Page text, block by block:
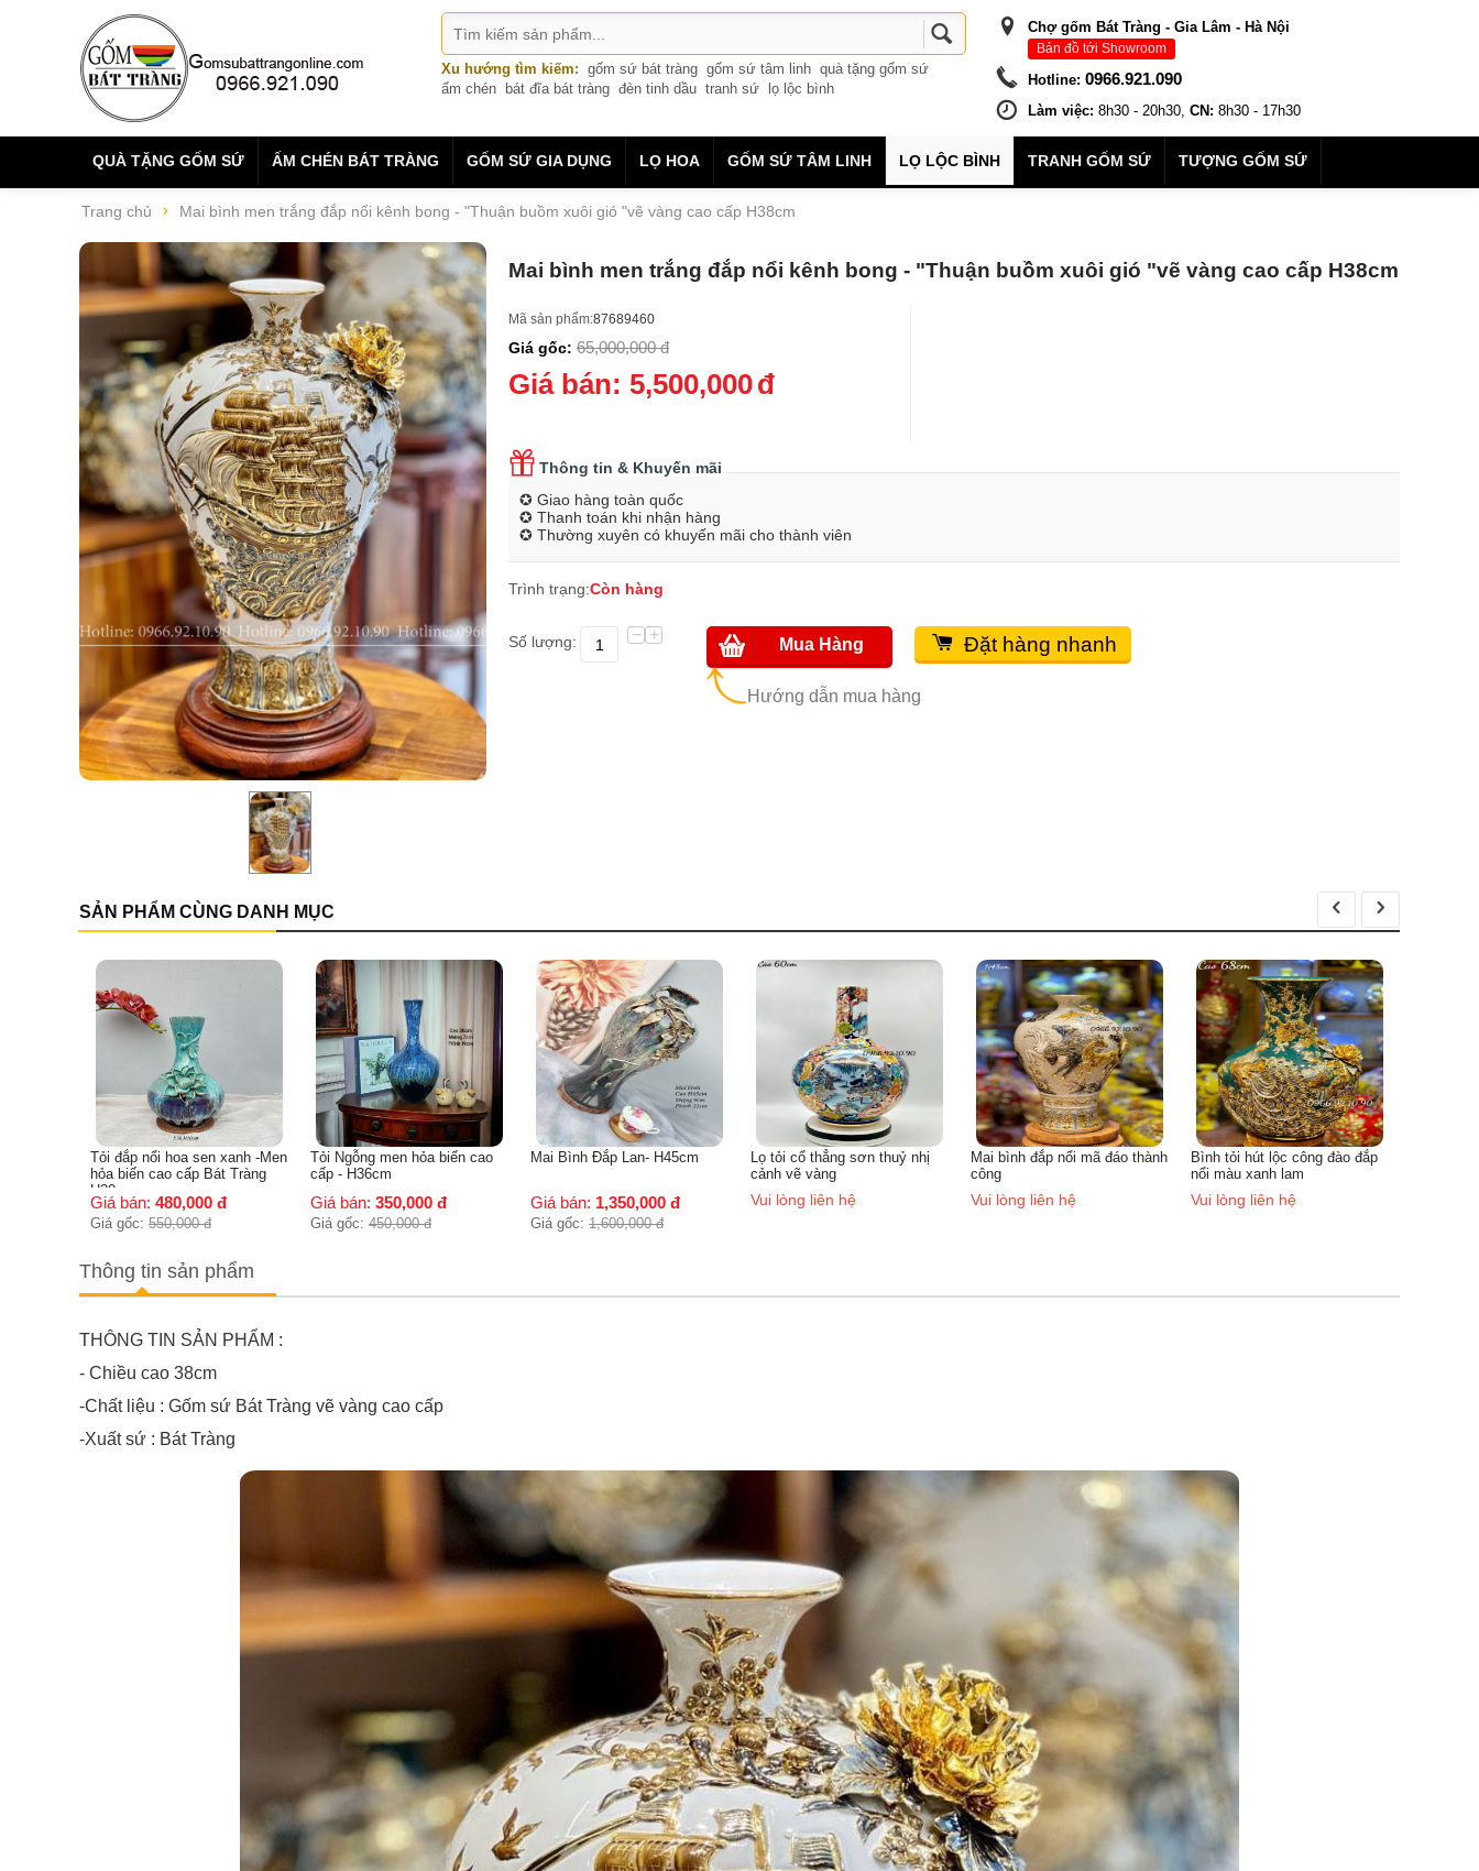
Xu hướng tìm kiếm: gốm sứ bát tràng gốm sứ tâm linh quà tặng gốm sứ
ấm chén
bát đĩa bát tràng đèn tinh dầu tranh sứ lọ lộc bình
Chợ gốm Bát Tràng - Gia Lâm - Hà Nội
Bản đồ tới Showroom
Hotline: 0966.921.090
Làm việc: 8h30 - 20h30, CN: 8h30 - 17h30
QUÀ TẶNG GỐM SỨ ẤM CHÉN BÁT TRÀNG GỐM SỨ GIA DỤNG LỌ HOA GỐM SỨ TÂM LINH LỌ LỘC BÌNH TRANH GỐM SỨ TƯỢNG GỐM SỨ
Trang chủ Mai bình men trắng đắp nổi kênh bong - "Thuận buồm xuôi gió "vẽ vàng cao cấp H38cm
Mai bình men trắng đắp nổi kênh bong - "Thuận buồm xuôi gió "vẽ vàng cao cấp H38cm
Mã sản phẩm:87689460
Giá gốc: 65,000,000 đ
Giá bán: 5,500,000đ
Thông tin & Khuyến mãi
✪ Giao hàng toàn quốc
✪ Thanh toán khi nhận hàng
✪ Thường xuyên có khuyến mãi cho thành viên
Trình trạng:Còn hàng
Số lượng: +
−
Hướng dẫn mua hàng
Mua Hàng Đặt hàng nhanh
SẢN PHẨM CÙNG DANH MỤC
hoa sen xanh -Men
cấp Bát Tràng
Tỏi Ngỗng men hỏa biến cao
cấp - H36cm
Giá bán:350,000
Giá gốc:
Mai Bình Đắp Lan- H45cm
Giá bán:1,350,000
Giá gốc:
Lọ tỏi cổ thẳng sơn thuỷ nhị
Vui lòng liên hệ
Mai bình đắp nổi mã đáo thành
công
Vui lòng liên hệ
Bình tỏi hút lộc công đào đắp
Vui lòng liên hệ
Mai bình gốm sứ vẽ Sen sơn
mài
Vui lòng liên hệ
Thông tin sản phẩm
THÔNG TIN SẢN PHẨM :
- Chiều cao 38cm
-Chất liệu : Gốm sứ Bát Tràng vẽ vàng cao cấp
-Xuất sứ : Bát Tràng